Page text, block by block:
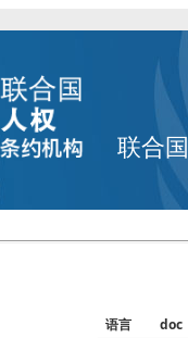
联合
语言
doc